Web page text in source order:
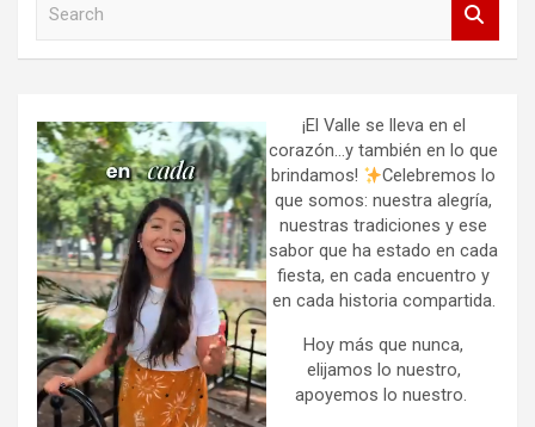
h
¡El Valle se lleva en el
corazón…y también en lo que
brindamos!
Celebremos lo
que somos: nuestra alegría,
nuestras tradiciones y ese
sabor que ha estado en cada
fiesta, en cada encuentro y
en cada historia compartida.
Hoy más que nunca,
elijamos lo nuestro,
apoyemos lo nuestro.